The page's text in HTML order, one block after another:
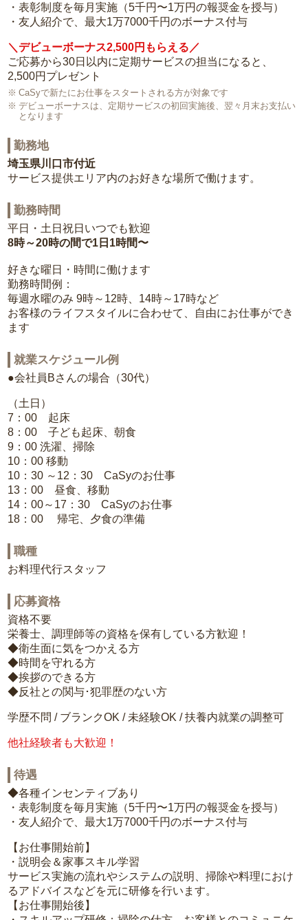
・表彰制度を毎月実施（5千円〜1万円の報奨金を授与）
・友人紹介で、最大1万7000千円のボーナス付与
＼デビューボーナス2,500円もらえる／
ご応募から30日以内に定期サービスの担当になると、
2,500円プレゼント
CaSyで新たにお仕事をスタートされる方が対象です
デビューボーナスは、定期サービスの初回実施後、翌々月末お支払い
となります
勤務地
埼玉県川口市付近
サービス提供エリア内のお好きな場所で働けます。
勤務時間
平日・土日祝日いつでも歓迎
8時～20時の間で1日1時間〜
好きな曜日・時間に働けます
勤務時間例：
毎週水曜のみ 9時～12時、14時～17時など
お客様のライフスタイルに合わせて、自由にお仕事ができ
ます
就業スケジュール例
●会社員Bさんの場合（30代）
（土日）
7：00 起床
8：00 子ども起床、朝食
9：00 洗濯、掃除
10：00 移動
10：30 ～12：30 CaSyのお仕事
13：00 昼食、移動
14：00～17：30 CaSyのお仕事
18：00 帰宅、夕食の準備
職種
お料理代行スタッフ
応募資格
資格不要
栄養士、調理師等の資格を保有している方歓迎！
◆衛生面に気をつかえる方
◆時間を守れる方
◆挨拶のできる方
◆反社との関与･犯罪歴のない方
学歴不問 / ブランクOK / 未経験OK / 扶養内就業の調整可
他社経験者も大歓迎！
待遇
◆各種インセンティブあり
・表彰制度を毎月実施（5千円〜1万円の報奨金を授与）
・友人紹介で、最大1万7000千円のボーナス付与
【お仕事開始前】
・説明会＆家事スキル学習
サービス実施の流れやシステムの説明、掃除や料理におけ
るアドバイスなどを元に研修を行います。
【お仕事開始後】